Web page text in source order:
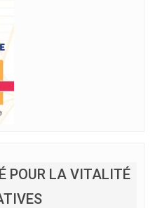
POUR LA VITALITÉ